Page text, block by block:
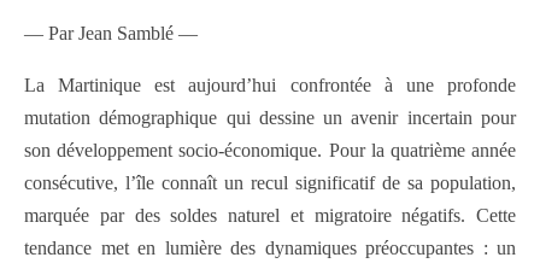
— Par Jean Samblé —
La Martinique est aujourd’hui confrontée à une profonde
mutation démographique qui dessine un avenir incertain pour
son développement socio-économique. Pour la quatrième année
consécutive, l’île connaît un recul significatif de sa population,
marquée par des soldes naturel et migratoire négatifs. Cette
tendance met en lumière des dynamiques préoccupantes : un